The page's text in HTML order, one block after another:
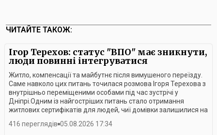
ЧИТАЙТЕ ТАКОЖ:
Ігор Терехов: статус "ВПО" має зникнути,
люди повинні інтегруватися
Житло, компенсації та майбутнє після вимушеного переїзду.
Саме навколо цих питань точилася розмова Ігоря Терехова з
внутрішньо переміщеними особами під час зустрічі у
Дніпрі.Одним із найгостріших питань стало отримання
житлових сертифікатів для людей, чиї домівки залишилися на
за словами учасників зустрічі, не враховує реалій війни.Ігор
416 переглядів 05.08.2026 17:34